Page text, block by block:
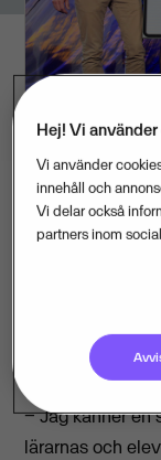
ABB
Därför fick
SM i Ung
− Jag känner
lärarnas och
Hej! Vi
Vi använder
innehåll och
Vi delar också
partners inom